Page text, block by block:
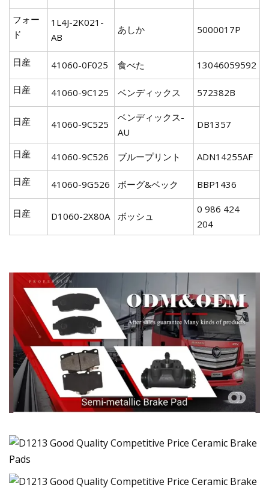
フォー
ド
1L4J-2K021-
AB
あしか 5000017P
日産 41060-0F025 食べた 13046059592
日産 41060-9C125 ベンディックス 572382B
日産 41060-9C525
ベンディックス-
AU
DB1357
日産 41060-9C526 ブループリント ADN14255AF
日産 41060-9G526 ボーグ&ベック BBP1436
日産 D1060-2X80A ボッシュ
0 986 424
204